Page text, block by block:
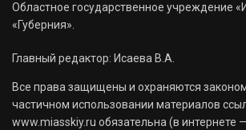
Областное государственное учреждение
«Губерния».
Главный редактор: Исаева В.А.
Все права защищены и охраняются
частичном использовании материалов
www.miasskiy.ru обязательна (в интернете